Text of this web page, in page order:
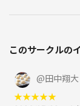
このサークルの
@田中翔大
★★★★★